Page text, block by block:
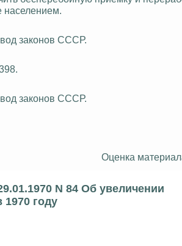
законов СССР.
законов СССР.
Оценка
N 84 Об увеличении
году